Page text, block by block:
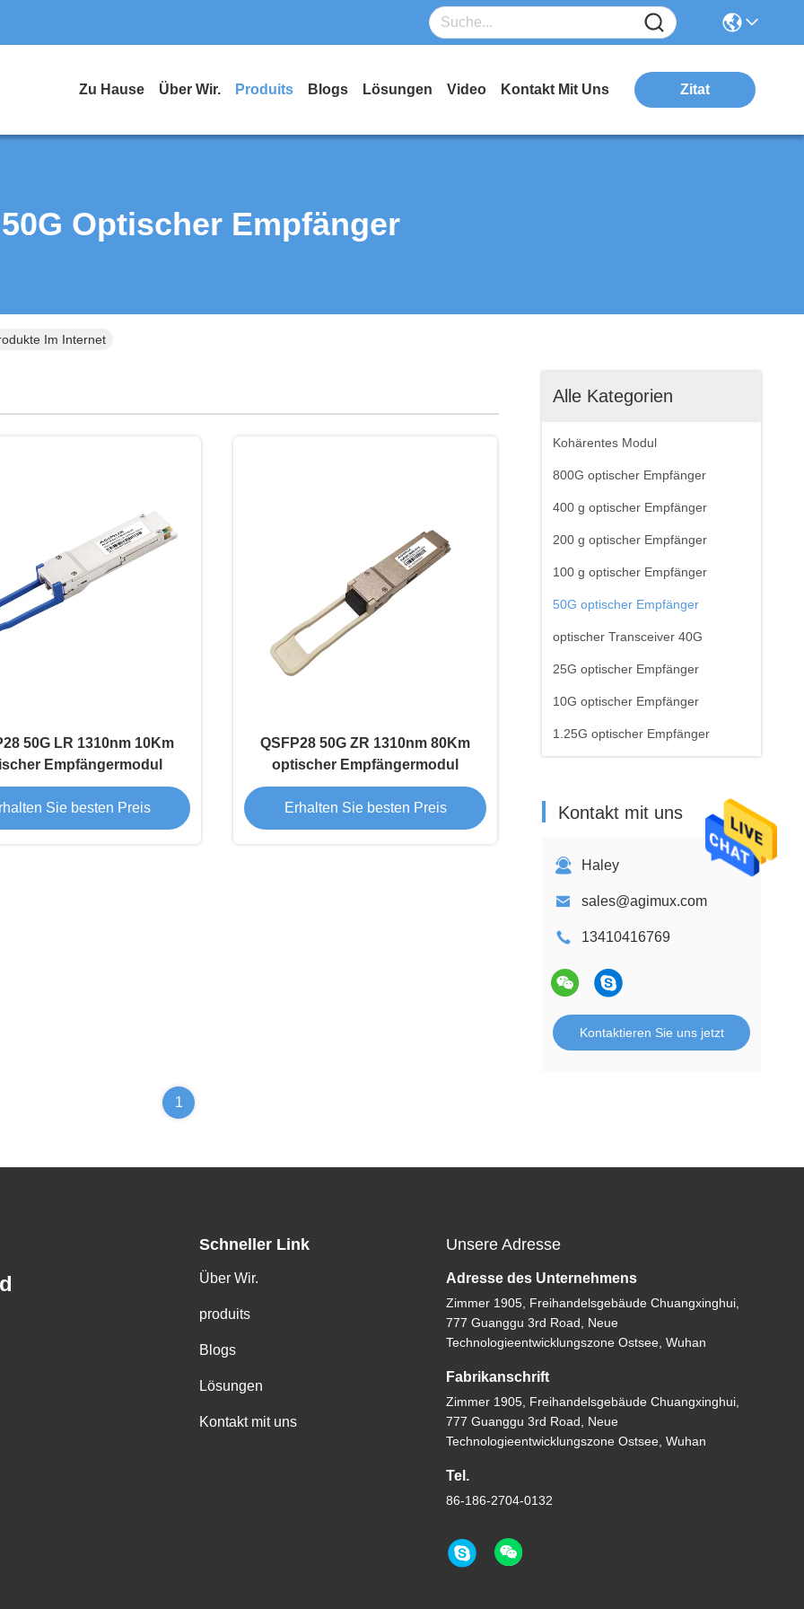
Zu Hause Über Wir. Produits Blogs Lösungen Video Kontakt Mit Uns Zitat
50G Optischer Empfänger
Im Internet
Alle Kategorien
Kohärentes Modul
800G optischer Empfänger
400 g optischer Empfänger
200 g optischer Empfänger
100 g optischer Empfänger
50G optischer Empfänger
optischer Transceiver 40G
25G optischer Empfänger
10G optischer Empfänger
1.25G optischer Empfänger
Kontakt mit uns
Haley
sales@agimux.com
13410416769
Kontaktieren Sie uns jetzt
50G LR 1310nm 10Km
Empfängermodul
Sie besten Preis
QSFP28 50G ZR 1310nm 80Km
optischer Empfängermodul
Erhalten Sie besten Preis
1
Schneller Link
Über Wir.
produits
Blogs
Lösungen
Kontakt mit uns
Unsere Adresse
Adresse des Unternehmens
Zimmer 1905, Freihandelsgebäude Chuangxinghui,
777 Guanggu 3rd Road, Neue
Technologieentwicklungszone Ostsee, Wuhan
Fabrikanschrift
Zimmer 1905, Freihandelsgebäude Chuangxinghui,
777 Guanggu 3rd Road, Neue
Technologieentwicklungszone Ostsee, Wuhan
Tel.
86-186-2704-0132